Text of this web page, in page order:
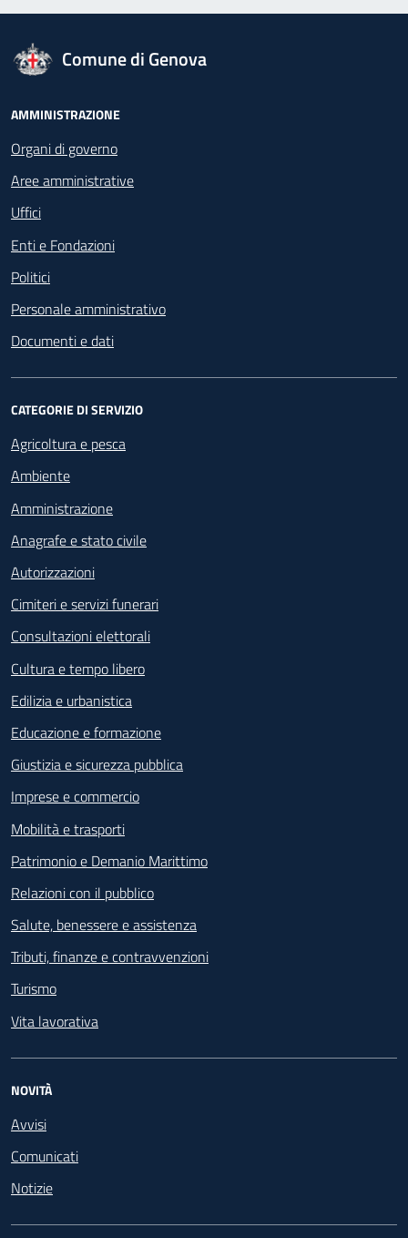
logo Unione Europea
Comune di Genova
Footer - Navigazione
AMMINISTRAZIONE
Organi di governo
Aree amministrative
Uffici
Enti e Fondazioni
Politici
Personale amministrativo
Documenti e dati
CATEGORIE DI SERVIZIO
Agricoltura e pesca
Ambiente
Amministrazione
Anagrafe e stato civile
Autorizzazioni
Cimiteri e servizi funerari
Consultazioni elettorali
Cultura e tempo libero
Edilizia e urbanistica
Educazione e formazione
Giustizia e sicurezza pubblica
Imprese e commercio
Mobilità e trasporti
Patrimonio e Demanio Marittimo
Relazioni con il pubblico
Salute, benessere e assistenza
Tributi, finanze e contravvenzioni
Turismo
Vita lavorativa
NOVITÀ
Avvisi
Comunicati
Notizie